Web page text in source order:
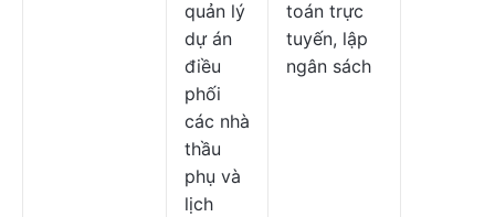
quản lý
dự án
điều
phối
các nhà
thầu
phụ và
lịch
toán trực
tuyến, lập
ngân sách